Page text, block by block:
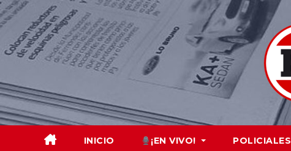
Skip
to
content
INICIO ¡EN VIVO! POLICIALES